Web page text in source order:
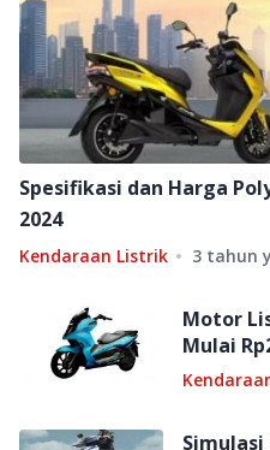
Spesifikasi dan Harga
2024
Kendaraan Listrik 3 tahun
Motor
Mulai